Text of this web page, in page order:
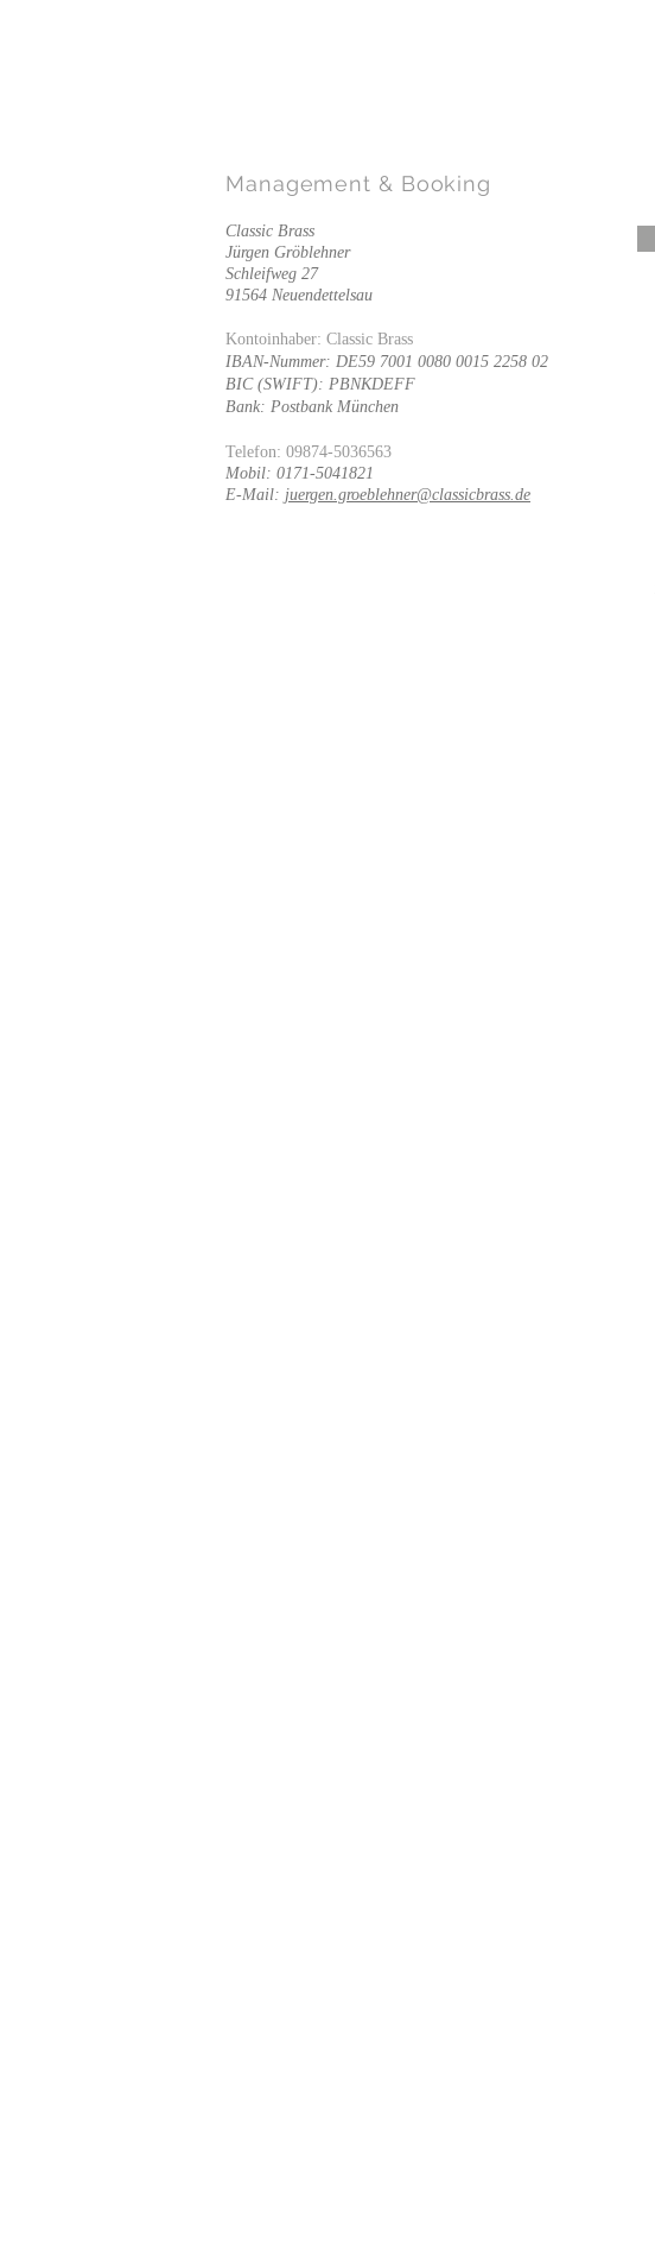
Management & Booking
Classic Brass
Jürgen Gröblehner
Schleifweg 27
91564 Neuendettelsau
Kontoinhaber: Classic Brass
IBAN-Nummer: DE59 7001 0080 0015 2258 02
BIC (SWIFT): PBNKDEFF
Bank: Postbank München
Telefon: 09874-5036563
Mobil: 0171-5041821
E-Mail: juergen.groeblehner@classicbrass.de